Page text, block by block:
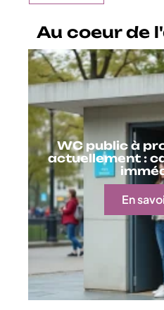
Au coeur de
WC public à
actuellement :
En